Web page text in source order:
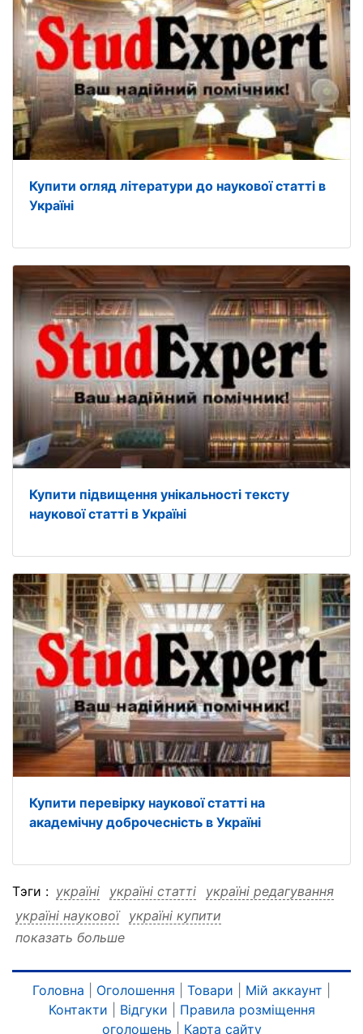
Купити огляд літератури до наукової статті в
Україні
Купити підвищення унікальності тексту
наукової статті в Україні
Купити перевірку наукової статті на
академічну доброчесність в Україні
Тэги : україні україні статті
україні редагування
україні наукової
україні купити
україні купити статті
статті редагування
статті наукової
статті купити
статті купити україні статті купити редагування
показать больше
Головна Оголошення Товари Мій аккаунт
Контакти
Відгуки
Правила розміщення
оголошень
Карта сайту